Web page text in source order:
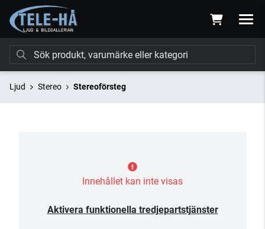
Ljud Stereo Stereoförsteg
Innehållet kan inte visas
Aktivera funktionella tredjepartstjänster